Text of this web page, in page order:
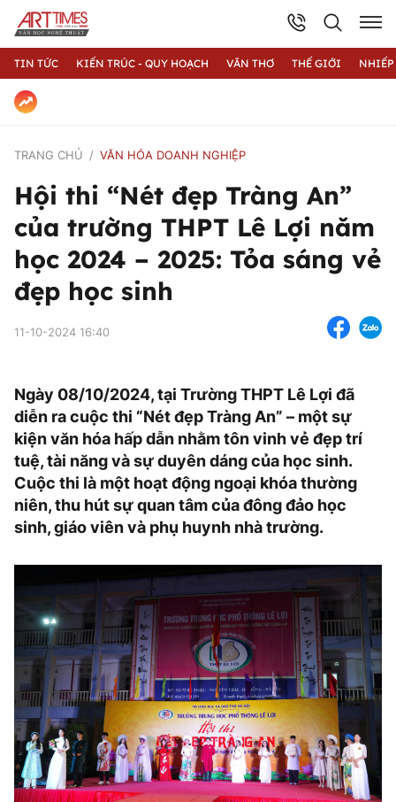
TIN TỨC KIẾN TRÚC - QUY HOẠCH VĂN THƠ THẾ GIỚI
TRANG CHỦ VĂN HÓA DOANH NGHIỆP
Hội thi “Nét đẹp Tràng An”
của trường THPT Lê Lợi năm
học 2024 – 2025: Tỏa sáng vẻ
đẹp học sinh
11-10-2024 16:40
Ngày 08/10/2024, tại Trường THPT Lê Lợi đã
diễn ra cuộc thi “Nét đẹp Tràng An” – một sự
kiện văn hóa hấp dẫn nhằm tôn vinh vẻ đẹp trí
tuệ, tài năng và sự duyên dáng của học sinh.
Cuộc thi là một hoạt động ngoại khóa thường
niên, thu hút sự quan tâm của đông đảo học
sinh, giáo viên và phụ huynh nhà trường.